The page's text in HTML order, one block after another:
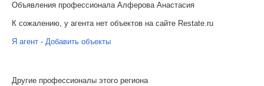
Объявления профессионала Алферова Анастасия
К сожалению, у агента нет объектов на сайте Restate.ru
Я агент - Добавить объекты
Другие профессионалы этого региона